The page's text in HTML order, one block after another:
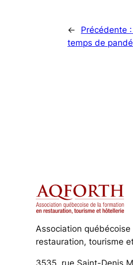
← Précédente :
temps de
Association
restauration, tourisme
3535, rue Saint-Denis